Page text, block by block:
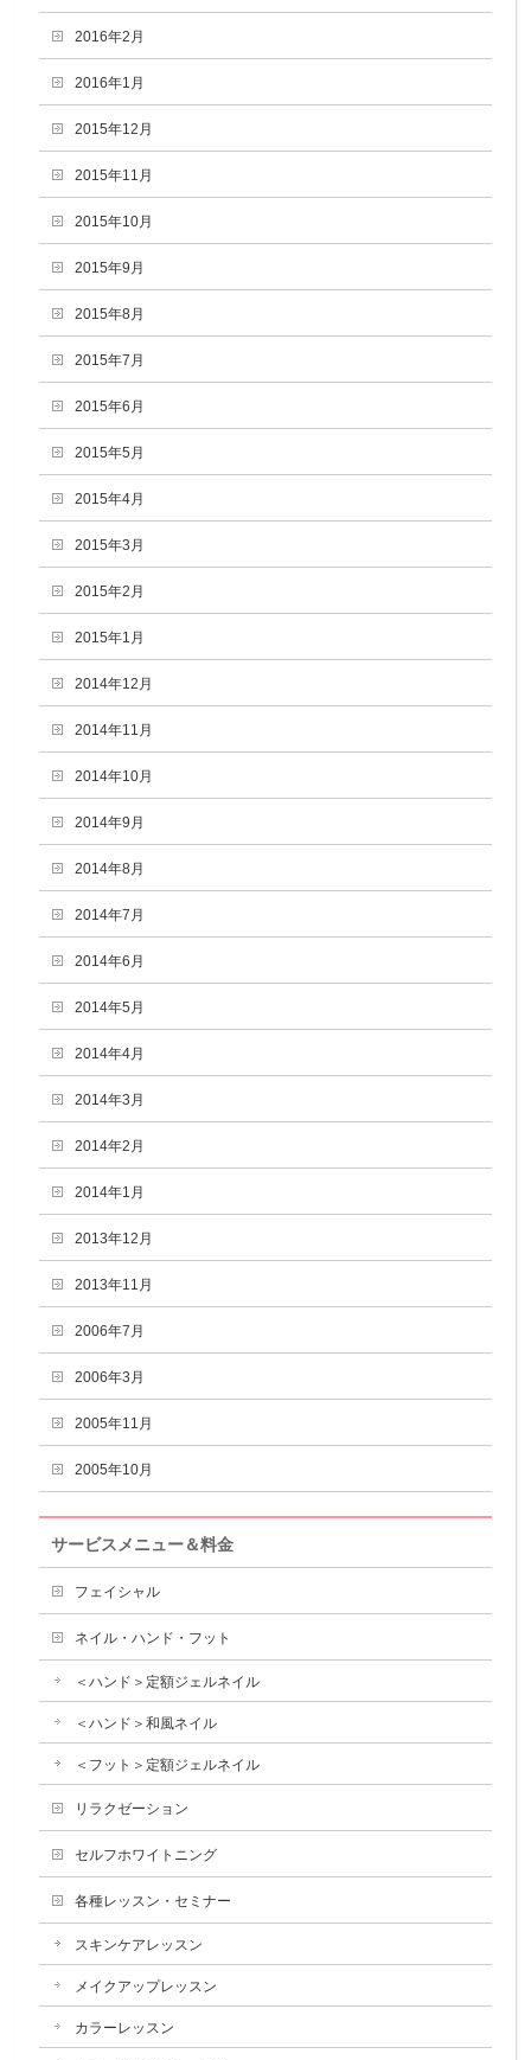
2016年2月
2016年1月
2015年12月
2015年11月
2015年10月
2015年9月
2015年8月
2015年7月
2015年6月
2015年5月
2015年4月
2015年3月
2015年2月
2015年1月
2014年12月
2014年11月
2014年10月
2014年9月
2014年8月
2014年7月
2014年6月
2014年5月
2014年4月
2014年3月
2014年2月
2014年1月
2013年12月
2013年11月
2006年7月
2006年3月
2005年11月
2005年10月
サービスメニュー＆料金
フェイシャル
ネイル・ハンド・フット
＜ハンド＞定額ジェルネイル
＜ハンド＞和風ネイル
＜フット＞定額ジェルネイル
リラクゼーション
セルフホワイトニング
各種レッスン・セミナー
スキンケアレッスン
メイクアップレッスン
カラーレッスン